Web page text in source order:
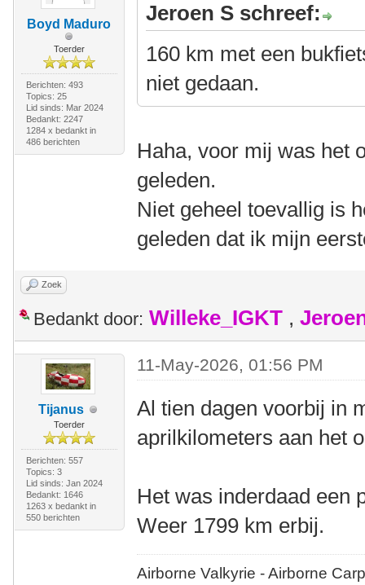
Boyd Maduro
Toerder
Berichten: 493
Topics: 25
Lid sinds: Mar 2024
Bedankt: 2247
1284 x bedankt in
486 berichten
Jeroen S schreef:
160 km met een
niet gedaan.
Haha, voor mij was het
geleden.
Niet geheel toevallig is
geleden dat ik mijn
Zoek
Bedankt door: Willeke_IGKT ,
Tijanus
Toerder
Berichten: 557
Topics: 3
Lid sinds: Jan 2024
Bedankt: 1646
1263 x bedankt in
550 berichten
11-May-2026, 01:56 PM
Al tien dagen voorbij in
aprilkilometers aan het
Het was inderdaad een
Weer 1799 km erbij.
Airborne Valkyrie - Airborne